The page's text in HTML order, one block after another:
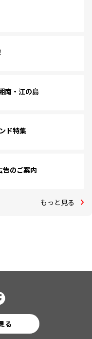
南・江の島
ド特集
告のご案内
もっと見る
る